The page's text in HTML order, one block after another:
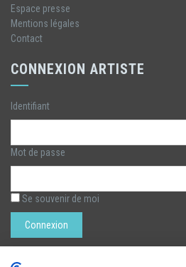
Espace presse
Mentions légales
Contact
CONNEXION ARTISTE
Identifiant
Mot de passe
Se souvenir de moi